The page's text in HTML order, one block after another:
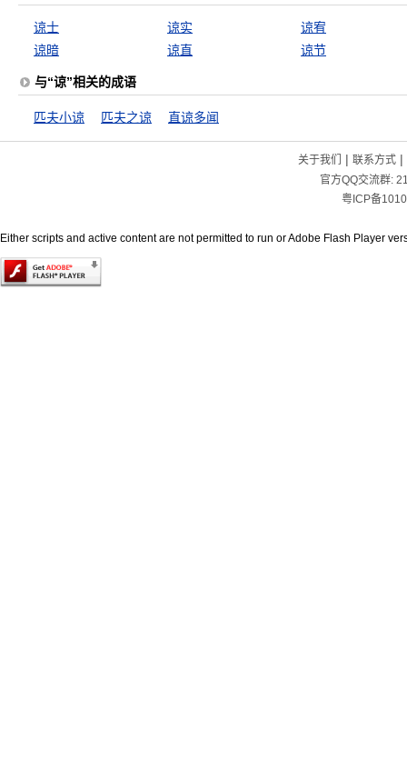
谅士 谅实
谅宥
谅暗
谅直 谅节
与“谅”相关的成语
匹夫小谅 匹夫之谅 直谅多闻
关于我们 | 联系方式|
官方QQ交流群:
粤ICP备
Either scripts and active content are not permitted to run or Adobe Flash Player